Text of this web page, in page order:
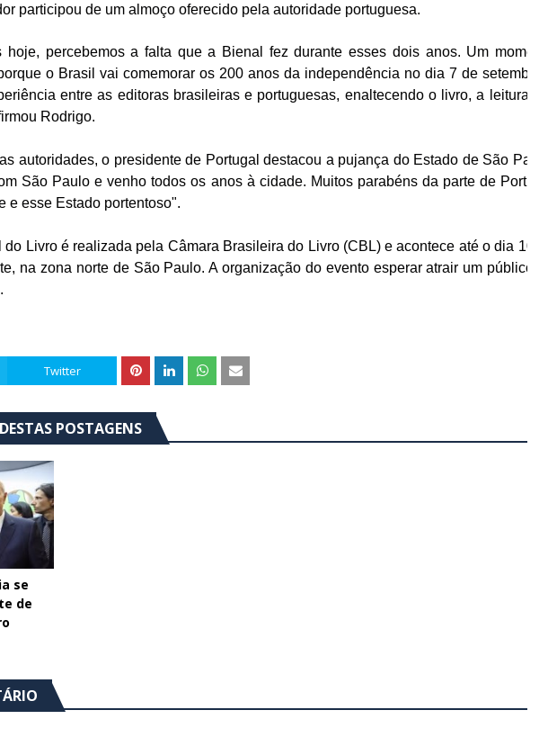
participou de um almoço oferecido pela autoridade portuguesa.
percebemos a falta que a Bienal fez durante esses dois anos. Um momento
o Brasil vai comemorar os 200 anos da independência no dia 7 de setembro e
entre as editoras brasileiras e portuguesas, enaltecendo o livro, a leitura e a
Rodrigo.
autoridades, o presidente de Portugal destacou a pujança do Estado de São Paulo.
São Paulo e venho todos os anos à cidade. Muitos parabéns da parte de Portugal
e esse Estado portentoso".
Livro é realizada pela Câmara Brasileira do Livro (CBL) e acontece até o dia 10 de
na zona norte de São Paulo. A organização do evento esperar atrair um público de
Twitter
POSTAGENS
se
de